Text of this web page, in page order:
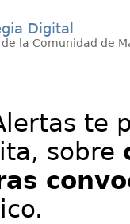
Digital
la Comunidad de
te
sobre